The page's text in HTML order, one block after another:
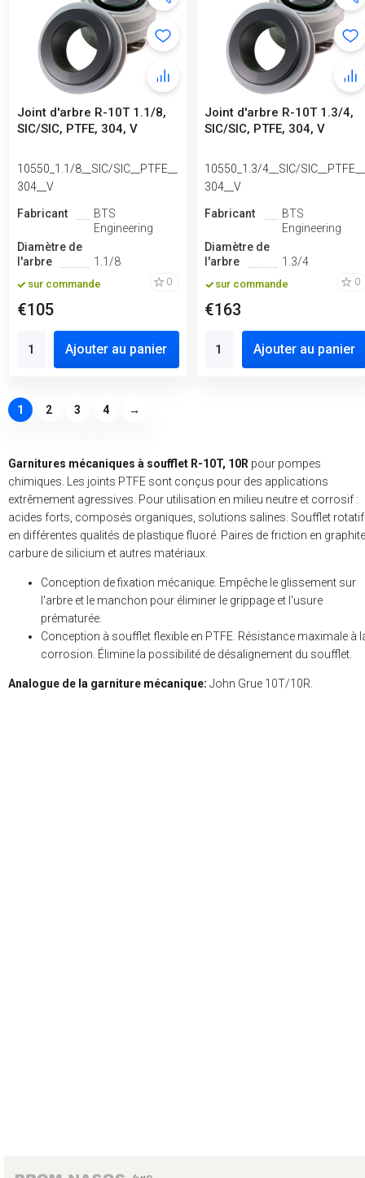
Joint d'arbre R-10T 1.1/8,
SIC/SIC, PTFE, 304, V
10550_1.1/8__SIC/SIC__PTFE__
304__V
Fabricant
BTS
Engineering
Diamètre de
l'arbre
1.1/8
sur commande 0
€105
Ajouter au panier
Joint d'arbre R-10T 1.3/4,
SIC/SIC, PTFE, 304, V
10550_1.3/4__SIC/SIC__PTFE__
304__V
Fabricant
BTS
Engineering
Diamètre de
l'arbre
1.3/4
sur commande 0
€163
Ajouter au panier
1 2 3 4 →
Garnitures mécaniques à soufflet R-10T, 10R pour pompes
chimiques. Les joints PTFE sont conçus pour des applications
extrêmement agressives. Pour utilisation en milieu neutre et corrosif :
acides forts, composés organiques, solutions salines. Soufflet rotatif
en différentes qualités de plastique fluoré. Paires de friction en
carbure de silicium et autres matériaux.
Conception de fixation mécanique. Empêche le glissement sur
l'arbre et le manchon pour éliminer le grippage et l'usure
prématurée.
Conception à soufflet flexible en PTFE. Résistance maximale à
corrosion. Élimine la possibilité de désalignement du soufflet.
Analogue de la garniture mécanique: John Grue 10T/10R.